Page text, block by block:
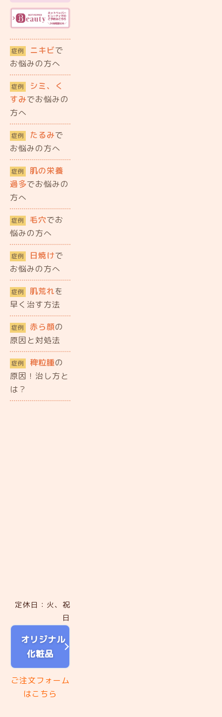
症例 ニキビで
お悩みの方へ
症例
シミ、く
すみでお悩みの
方へ
症例 たるみで
お悩みの方へ
症例
肌の栄養
過多でお悩みの
方へ
症例 毛穴でお
悩みの方へ
症例 日焼けで
お悩みの方へ
症例 肌荒れを
早く治す方法
症例 赤ら顔の
原因と対処法
症例 稗粒腫の
原因！治し方と
は？
定休日：火、祝
日
オリジナル
化粧品
ご注文フォーム
はこちら